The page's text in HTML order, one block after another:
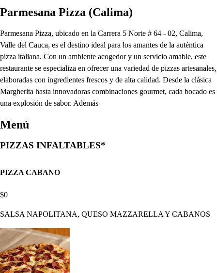
Parmesana Pizza (Calima)
Parmesana Pizza, ubicado en la Carrera 5 Norte # 64 - 02, Calima,
Valle del Cauca, es el destino ideal para los amantes de la auténtica
pizza italiana. Con un ambiente acogedor y un servicio amable, este
restaurante se especializa en ofrecer una variedad de pizzas artesanales,
elaboradas con ingredientes frescos y de alta calidad. Desde la clásica
Margherita hasta innovadoras combinaciones gourmet, cada bocado es
una explosión de sabor. Además
Menú
PIZZAS INFALTABLES*
PIZZA CABANO
$0
SALSA NAPOLITANA, QUESO MAZZARELLA Y CABANOS